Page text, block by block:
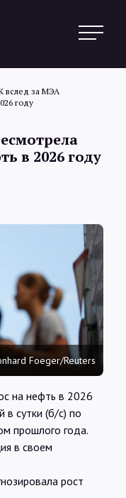
вслед за МЭА
году
в 2026 году
Foeger/Reuters
на нефть в 2026
в сутки (б/с) по
прошлого года.
в своем
рост